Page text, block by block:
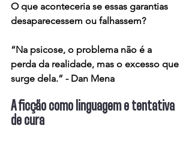
O que aconteceria se essas garantias
desaparecessem ou falhassem?
“Na psicose, o problema não é a
perda da realidade, mas o excesso que
surge dela.” - Dan Mena
A ficção como linguagem e tentativa
de cura